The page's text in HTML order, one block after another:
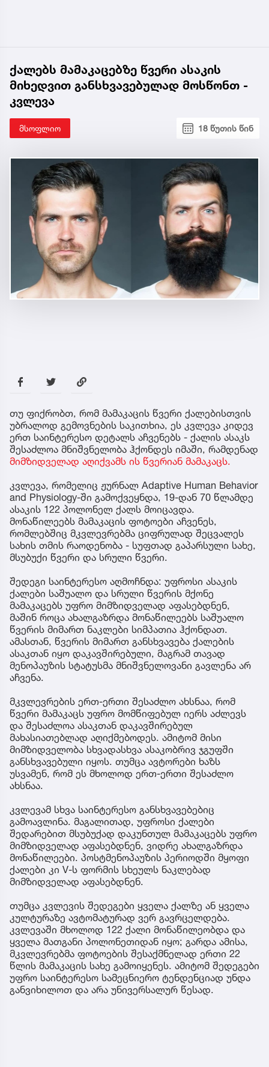
ქალებს მამაკაცებზე წვერი ასაკის
მიხედვით განსხვავებულად მოსწონთ -
კვლევა
მსოფლიო 18 წუთის წინ
თუ ფიქრობთ, რომ მამაკაცის წვერი ქალებისთვის
უბრალოდ გემოვნების საკითხია, ეს კვლევა კიდევ
ერთ საინტერესო დეტალს აჩვენებს - ქალის ასაკს
შესაძლოა მნიშვნელობა ჰქონდეს იმაში, რამდენად
მიმზიდველად აღიქვამს ის წვერიან მამაკაცს.
კვლევა, რომელიც ჟურნალ Adaptive Human Behavior
and Physiology-ში გამოქვეყნდა, 19-დან 70 წლამდე
ასაკის 122 პოლონელ ქალს მოიცავდა.
მონაწილეებს მამაკაცის ფოტოები აჩვენეს,
რომლებშიც მკვლევრებმა ციფრულად შეცვალეს
სახის თმის რაოდენობა - სუფთად გაპარსული სახე,
მსუბუქი წვერი და სრული წვერი.
შედეგი საინტერესო აღმოჩნდა: უფროსი ასაკის
ქალები საშუალო და სრული წვერის მქონე
მამაკაცებს უფრო მიმზიდველად აფასებდნენ,
მაშინ როცა ახალგაზრდა მონაწილეებს საშუალო
წვერის მიმართ ნაკლები სიმპათია ჰქონდათ.
ამასთან, წვერის მიმართ განსხვავება ქალების
ასაკთან იყო დაკავშირებული, მაგრამ თავად
მენოპაუზის სტატუსმა მნიშვნელოვანი გავლენა არ
აჩვენა.
მკვლევრების ერთ-ერთი შესაძლო ახსნაა, რომ
წვერი მამაკაცს უფრო მომწიფებულ იერს აძლევს
და შესაძლოა ასაკთან დაკავშირებულ
მახასიათებლად აღიქმებოდეს. ამიტომ მისი
მიმზიდველობა სხვადასხვა ასაკობრივ ჯგუფში
განსხვავებული იყოს. თუმცა ავტორები ხაზს
უსვამენ, რომ ეს მხოლოდ ერთ-ერთი შესაძლო
ახსნაა.
კვლევამ სხვა საინტერესო განსხვავებებიც
გამოავლინა. მაგალითად, უფროსი ქალები
შედარებით მსუბუქად დაკუნთულ მამაკაცებს უფრო
მიმზიდველად აფასებდნენ, ვიდრე ახალგაზრდა
მონაწილეები. პოსტმენოპაუზის პერიოდში მყოფი
ქალები კი V-ს ფორმის სხეულს ნაკლებად
მიმზიდველად აფასებდნენ.
თუმცა კვლევის შედეგები ყველა ქალზე ან ყველა
კულტურაზე ავტომატურად ვერ გავრცელდება.
კვლევაში მხოლოდ 122 ქალი მონაწილეობდა და
ყველა მათგანი პოლონეთიდან იყო; გარდა ამისა,
მკვლევრებმა ფოტოების შესაქმნელად ერთი 22
წლის მამაკაცის სახე გამოიყენეს. ამიტომ შედეგები
უფრო საინტერესო სამეცნიერო ტენდენციად უნდა
განვიხილოთ და არა უნივერსალურ წესად.